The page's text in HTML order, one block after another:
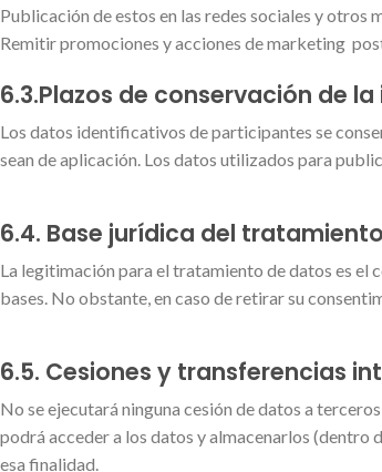
Publicación de estos en las redes sociales y otros
Remitir promociones y acciones de marketing
6.3.Plazos de conservación de
Los datos identificativos de participantes se
sean de aplicación. Los datos utilizados para
6.4. Base jurídica del
La legitimación para el tratamiento de datos es
bases. No obstante, en caso de retirar su
6.5. Cesiones y transferencias
No se ejecutará ninguna cesión de datos a
podrá acceder a los datos y almacenarlos
esa finalidad.